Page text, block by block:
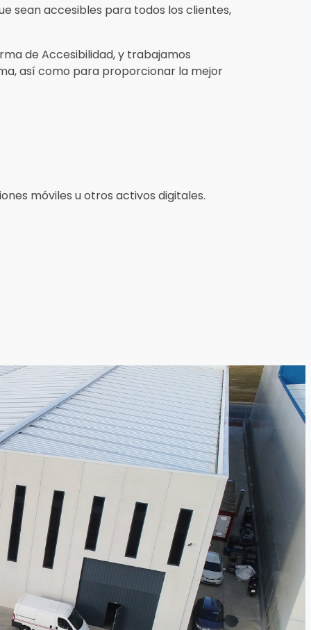
sean accesibles para todos los clientes,
de Accesibilidad, y trabajamos
así como para proporcionar la mejor
móviles u otros activos digitales.